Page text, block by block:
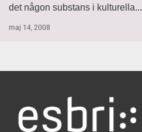
det någon substans i kulturella...
maj 14, 2008